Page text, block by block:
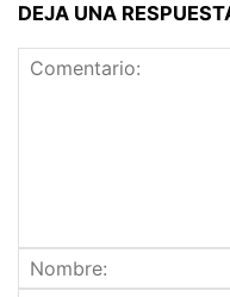
DEJA UNA